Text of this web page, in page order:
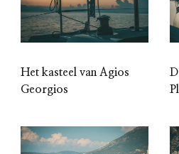
Het kasteel van Agios
Georgios